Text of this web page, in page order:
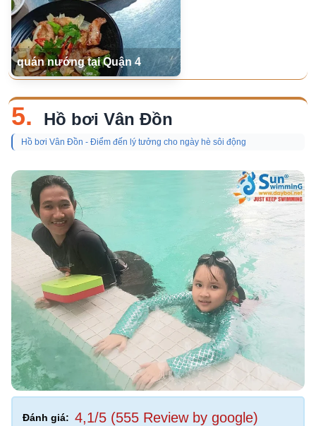
quán nướng tại Quận 4
5. Hồ bơi Vân Đồn
Hồ bơi Vân Đồn - Điểm đến lý tưởng cho ngày hè sôi động
Đánh giá: 4,1/5 (555 Review by google)